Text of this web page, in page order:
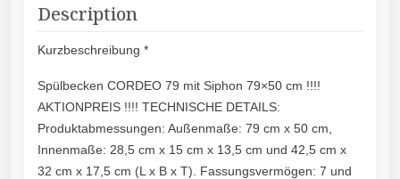
Description
Kurzbeschreibung *
Spülbecken CORDEO 79 mit Siphon 79×50 cm !!!!
AKTIONPREIS !!!! TECHNISCHE DETAILS:
Produktabmessungen: Außenmaße: 79 cm x 50 cm,
Innenmaße: 28,5 cm x 15 cm x 13,5 cm und 42,5 cm x
32 cm x 17,5 cm (L x B x T). Fassungsvermögen: 7 und